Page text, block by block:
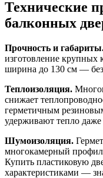
Технические
балконных
Прочность и
изготовление крупных
ширина до 130 см —
Теплоизоляция.
снижает
герметичным
удерживают тепло
Шумоизоляция.
многокамерный
Купить пластиковую
характеристиками —